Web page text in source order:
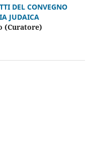
DEL CONVEGNO
JUDAICA
(Curatore)